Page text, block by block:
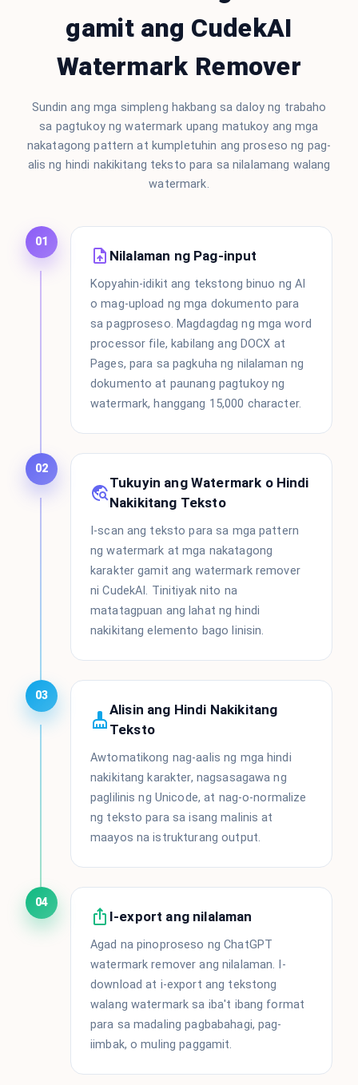
gamit ang CudekAI
Watermark Remover
Sundin ang mga simpleng hakbang sa daloy ng trabaho
sa pagtukoy ng watermark upang matukoy ang mga
nakatagong pattern at kumpletuhin ang proseso ng pag-
alis ng hindi nakikitang teksto para sa nilalamang walang
watermark.
01
Nilalaman ng Pag-input
Kopyahin-idikit ang tekstong binuo ng AI
o mag-upload ng mga dokumento para
sa pagproseso. Magdagdag ng mga word
processor file, kabilang ang DOCX at
Pages, para sa pagkuha ng nilalaman ng
dokumento at paunang pagtukoy ng
watermark, hanggang 15,000 character.
02
Tukuyin ang Watermark o Hindi
Nakikitang Teksto
I-scan ang teksto para sa mga pattern
ng watermark at mga nakatagong
karakter gamit ang watermark remover
ni CudekAI. Tinitiyak nito na
matatagpuan ang lahat ng hindi
nakikitang elemento bago linisin.
03
Alisin ang Hindi Nakikitang
Teksto
Awtomatikong nag-aalis ng mga hindi
nakikitang karakter, nagsasagawa ng
paglilinis ng Unicode, at nag-o-normalize
ng teksto para sa isang malinis at
maayos na istrukturang output.
04
I-export ang nilalaman
Agad na pinoproseso ng ChatGPT
watermark remover ang nilalaman. I-
download at i-export ang tekstong
walang watermark sa iba't ibang format
para sa madaling pagbabahagi, pag-
iimbak, o muling paggamit.